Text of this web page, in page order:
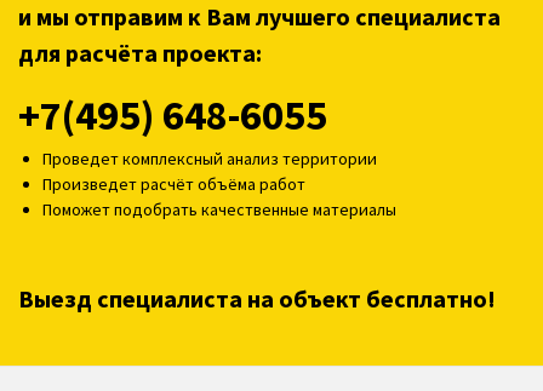
и мы отправим к Вам лучшего специалиста
для расчёта проекта:
+7(495) 648-6055
Проведет комплексный анализ территории
Произведет расчёт объёма работ
Поможет подобрать качественные материалы
Выезд специалиста на объект бесплатно!